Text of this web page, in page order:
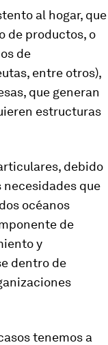
al hogar, que
de productos, o
de
entre otros),
que generan
estructuras
debido
que
océanos
de
y
dentro de
tenemos a